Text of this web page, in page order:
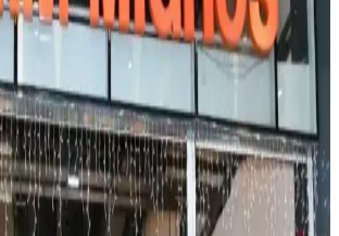
ve bütçe açısından önemlidir. Markalar,
doğru seçim rehberi sunulmaktadır.
800 Serisi Bulaşık Makinesi
Arızası ve Garanti Durumu
serisi bulaşık makinelerinde erken
ve garanti kapsamı, servis ücretleri ile
ele alınmaktadır. Kullanıcı deneyimleri